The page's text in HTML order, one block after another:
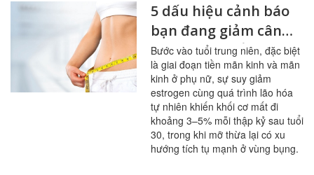
5 dấu hiệu cảnh báo
bạn đang giảm cân
sai cách ở tuổi trung
niên
Bước vào tuổi trung niên, đặc biệt
là giai đoạn tiền mãn kinh và mãn
kinh ở phụ nữ, sự suy giảm
estrogen cùng quá trình lão hóa
tự nhiên khiến khối cơ mất đi
khoảng 3–5% mỗi thập kỷ sau tuổi
30, trong khi mỡ thừa lại có xu
hướng tích tụ mạnh ở vùng bụng.